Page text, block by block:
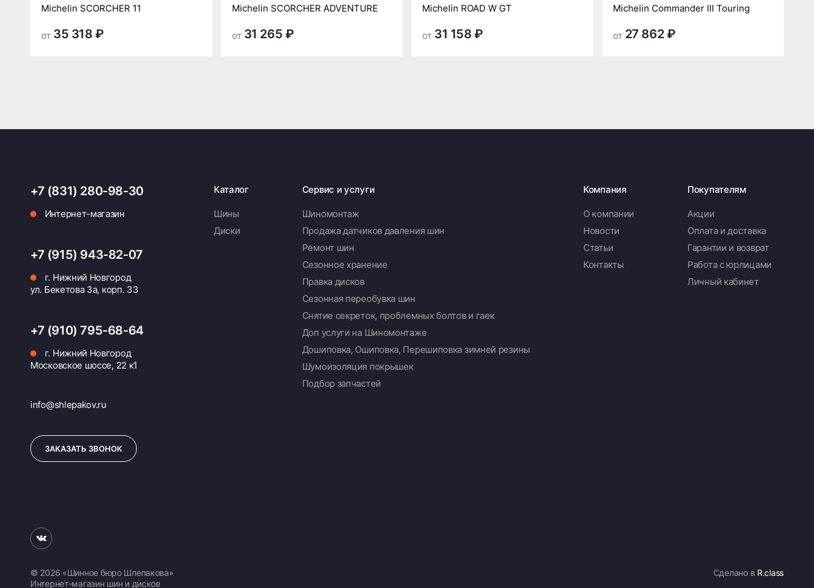
Michelin SCORCHER 11
от 35 318 ₽
Michelin SCORCHER ADVENTURE
от 31 265 ₽
Michelin ROAD W GT
от 31 158 ₽
Michelin Commander III Touring
от 27 862 ₽
+7 (831) 280-98-30
Интернет-магазин
+7 (915) 943-82-07
г. Нижний Новгород
ул. Бекетова 3а, корп. 33
+7 (910) 795-68-64
г. Нижний Новгород
Московское шоссе, 22 к1
info@shlepakov.ru
ЗАКАЗАТЬ ЗВОНОК
Каталог
Шины
Диски
Сервис и услуги
Шиномонтаж
Продажа датчиков давления шин
Ремонт шин
Сезонное хранение
Правка дисков
Сезонная переобувка шин
Снятие секреток, проблемных болтов и гаек
Доп услуги на Шиномонтаже
Дошиповка, Ошиповка, Перешиповка зимней резины
Шумоизоляция покрышек
Подбор запчастей
Компания
О компании
Новости
Статьи
Контакты
Покупателям
Акции
Оплата и доставка
Гарантии и возврат
Работа с юрлицами
Личный кабинет
© 2026 «Шинное бюро Шлепакова»
Интернет-магазин шин и дисков
Сделано в R.class